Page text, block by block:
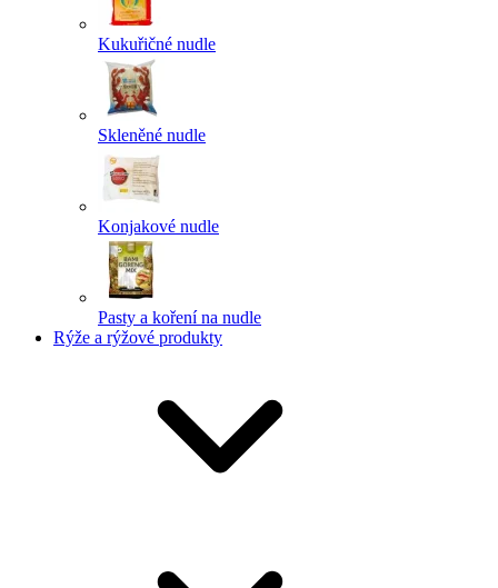
Kukuřičné nudle
Skleněné nudle
Konjakové nudle
Pasty a koření na nudle
Rýže a rýžové produkty